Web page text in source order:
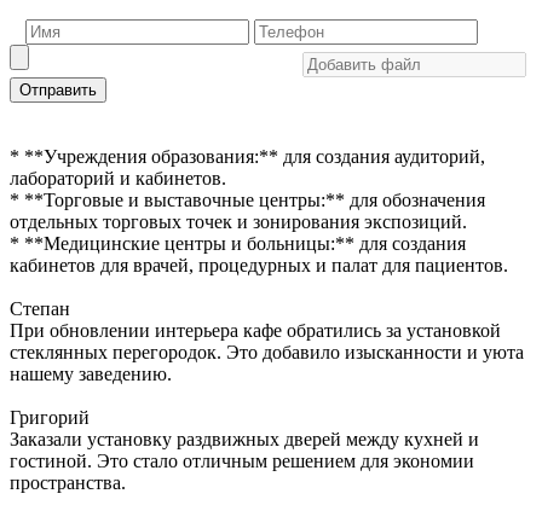
Отправить
* **Учреждения образования:** для создания аудиторий,
лабораторий и кабинетов.
* **Торговые и выставочные центры:** для обозначения
отдельных торговых точек и зонирования экспозиций.
* **Медицинские центры и больницы:** для создания
кабинетов для врачей, процедурных и палат для пациентов.
Степан
При обновлении интерьера кафе обратились за установкой
стеклянных перегородок. Это добавило изысканности и уюта
нашему заведению.
Григорий
Заказали установку раздвижных дверей между кухней и
гостиной. Это стало отличным решением для экономии
пространства.